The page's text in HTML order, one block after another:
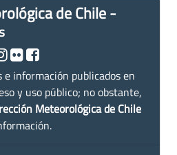
de Chile -
e información publicados en
y uso público; no obstante,
Meteorológica de Chile